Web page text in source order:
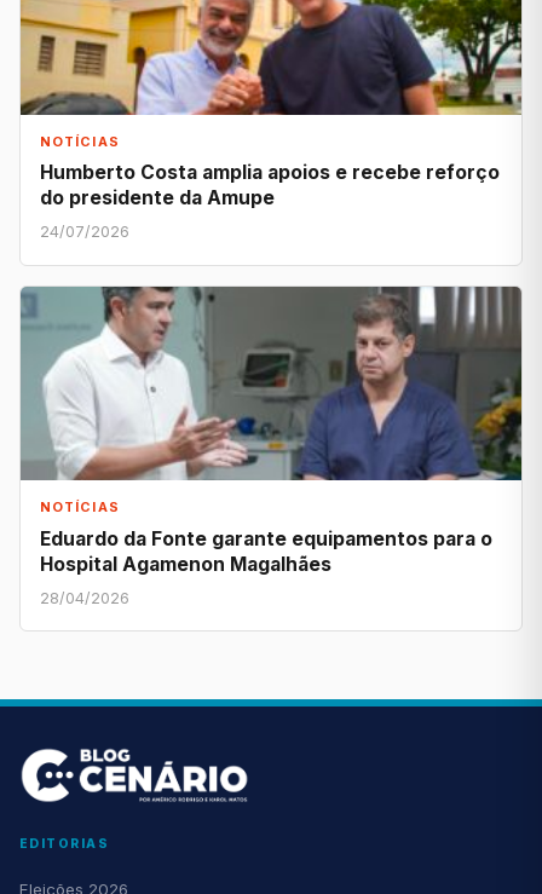
NOTÍCIAS
Humberto Costa amplia apoios e recebe reforço
do presidente da Amupe
24/07/2026
NOTÍCIAS
Eduardo da Fonte garante equipamentos para o
Hospital Agamenon Magalhães
28/04/2026
EDITORIAS
Eleições 2026